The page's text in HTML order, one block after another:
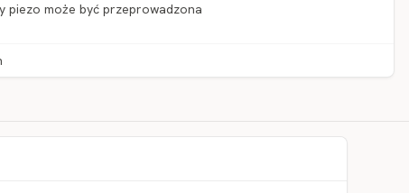
piezo może być przeprowadzona